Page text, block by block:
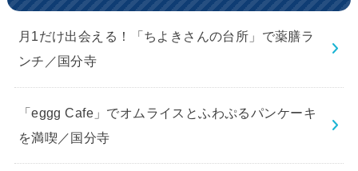
月1だけ出会える！「ちよきさんの台所」で薬膳ラ
ンチ／国分寺
「eggg Cafe」でオムライスとふわぷるパンケーキ
を満喫／国分寺